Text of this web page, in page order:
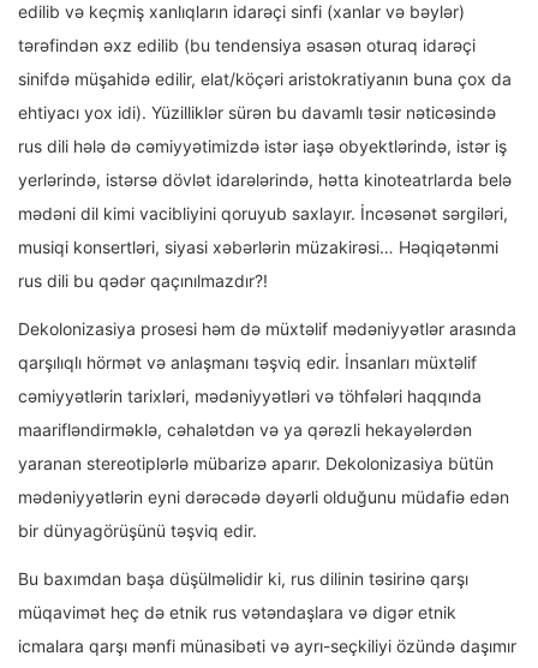
edilib və keçmiş xanlıqların idarəçi sinfi (xanlar və bəylər)
tərəfindən əxz edilib (bu tendensiya əsasən oturaq idarəçi
sinifdə müşahidə edilir, elat/köçəri aristokratiyanın buna çox da
ehtiyacı yox idi). Yüzilliklər sürən bu davamlı təsir nəticəsində
rus dili hələ də cəmiyyətimizdə istər iaşə obyektlərində, istər iş
yerlərində, istərsə dövlət idarələrində, hətta kinoteatrlarda belə
mədəni dil kimi vacibliyini qoruyub saxlayır. İncəsənət sərgiləri,
musiqi konsertləri, siyasi xəbərlərin müzakirəsi… Həqiqətənmi
rus dili bu qədər qaçınılmazdır?!
Dekolonizasiya prosesi həm də müxtəlif mədəniyyətlər arasında
qarşılıqlı hörmət və anlaşmanı təşviq edir. İnsanları müxtəlif
cəmiyyətlərin tarixləri, mədəniyyətləri və töhfələri haqqında
maarifləndirməklə, cəhalətdən və ya qərəzli hekayələrdən
yaranan stereotiplərlə mübarizə aparır. Dekolonizasiya bütün
mədəniyyətlərin eyni dərəcədə dəyərli olduğunu müdafiə edən
bir dünyagörüşünü təşviq edir.
Bu baxımdan başa düşülməlidir ki, rus dilinin təsirinə qarşı
müqavimət heç də etnik rus vətəndaşlara və digər etnik
icmalara qarşı mənfi münasibəti və ayrı-seçkiliyi özündə daşımır